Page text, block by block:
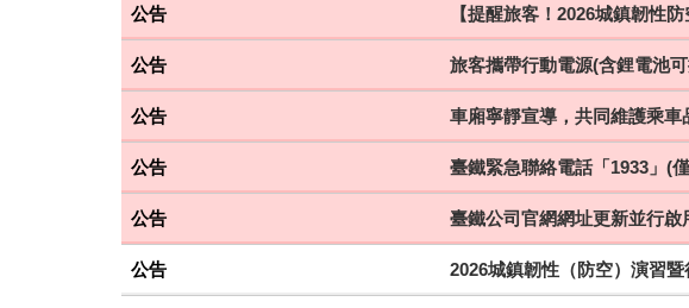
搭
乘
車
次
公告 【提醒旅客！2026城鎮韌性防
公告 旅客攜帶行動電源(含鋰電池
公告 車廂寧靜宣導，共同維護乘車
公告 臺鐵緊急聯絡電話「1933」(
公告 臺鐵公司官網網址更新並行啟
公告 2026城鎮韌性（防空）演習